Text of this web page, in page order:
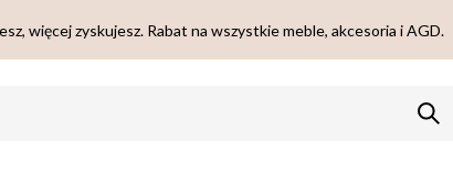
więcej zyskujesz. Rabat na wszystkie meble, akcesoria i AGD.